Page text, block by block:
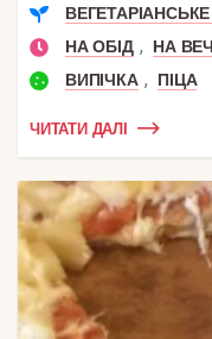
НА ОБІД , НА
ВИПІЧКА , ПІЦА
ЧИТАТИ ДАЛІ